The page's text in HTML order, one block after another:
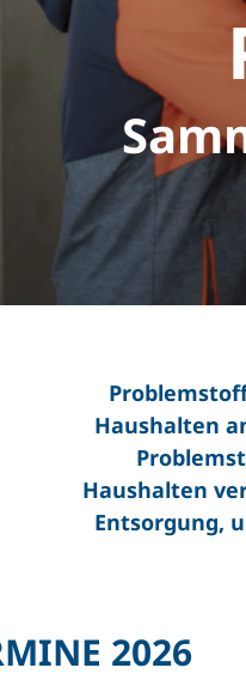
Haushalten
Haushalten
Entsorgung,
2026